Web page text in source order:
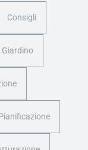
Consigli
Giardino